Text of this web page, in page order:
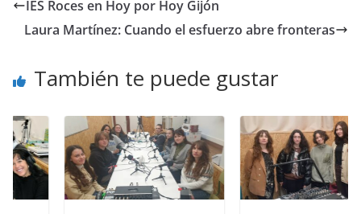
IES Roces en Hoy por Hoy Gijón
Laura Martínez: Cuando el esfuerzo abre fronteras
También te puede gustar